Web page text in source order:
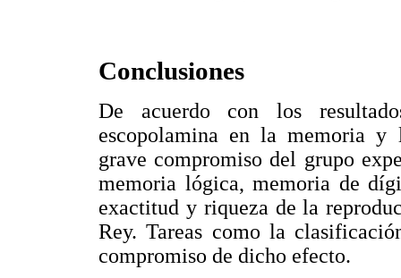
Conclusiones
De acuerdo con los
escopolamina en la memoria y
grave compromiso del grupo
memoria lógica, memoria de
exactitud y riqueza de la
Rey. Tareas como la
compromiso de dicho efecto.